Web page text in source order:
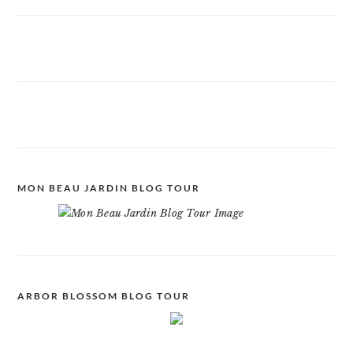
MON BEAU JARDIN BLOG TOUR
ARBOR BLOSSOM BLOG TOUR